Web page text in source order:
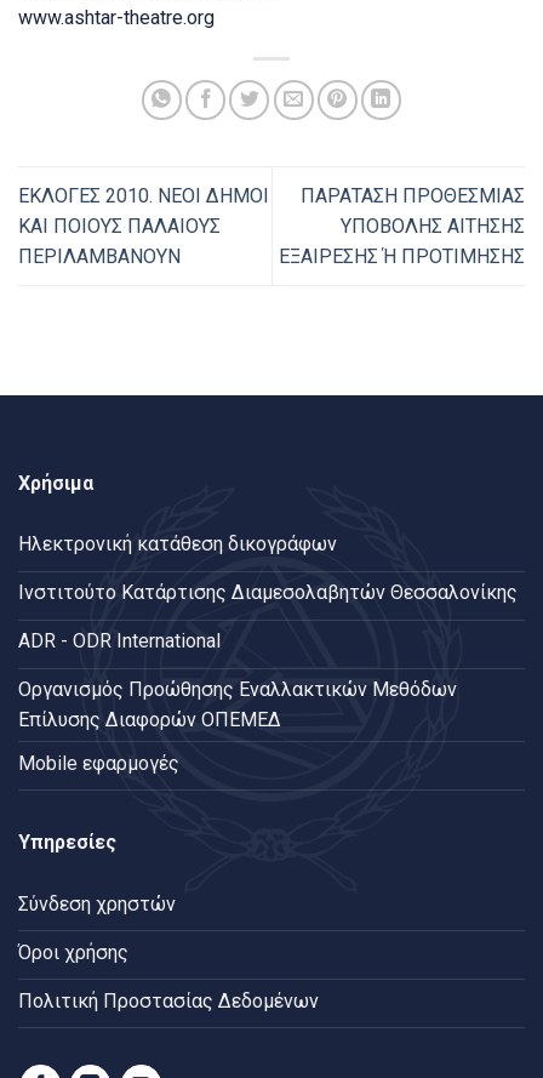
www.ashtar-theatre.org
ΕΚΛΟΓΕΣ 2010. ΝΕΟΙ ΔΗΜΟΙ
ΚΑΙ ΠΟΙΟΥΣ ΠΑΛΑΙΟΥΣ
ΠΕΡΙΛΑΜΒΑΝΟΥΝ
ΠΑΡΑΤΑΣΗ ΠΡΟΘΕΣΜΙΑΣ
ΥΠΟΒΟΛΗΣ ΑΙΤΗΣΗΣ
ΕΞΑΙΡΕΣΗΣ Ή ΠΡΟΤΙΜΗΣΗΣ
Χρήσιμα
Ηλεκτρονική κατάθεση δικογράφων
Ινστιτούτο Κατάρτισης Διαμεσολαβητών Θεσσαλονίκης
ADR - ODR International
Oργανισμός Προώθησης Εναλλακτικών Μεθόδων
Επίλυσης Διαφορών ΟΠΕΜΕΔ
Mobile εφαρμογές
Υπηρεσίες
Σύνδεση χρηστών
Όροι χρήσης
Πολιτική Προστασίας Δεδομένων